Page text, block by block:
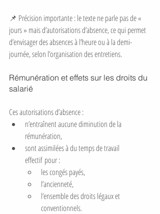
📌 Précision importante : le texte ne parle pas de «
jours » mais d’autorisations d’absence, ce qui permet
d’envisager des absences à l’heure ou à la demi-
journée, selon l’organisation des entretiens.
Rémunération et effets sur les droits du
salarié
Ces autorisations d’absence :
n’entraînent aucune diminution de la
rémunération,
sont assimilées à du temps de travail
effectif pour :
les congés payés,
l’ancienneté,
l’ensemble des droits légaux et
conventionnels.